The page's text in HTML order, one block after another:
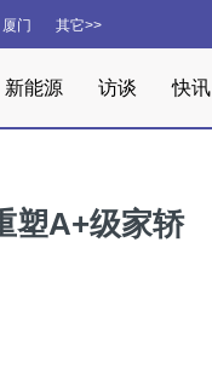
厦门 其它>>
新能源 访谈 快讯
塑A+级家轿